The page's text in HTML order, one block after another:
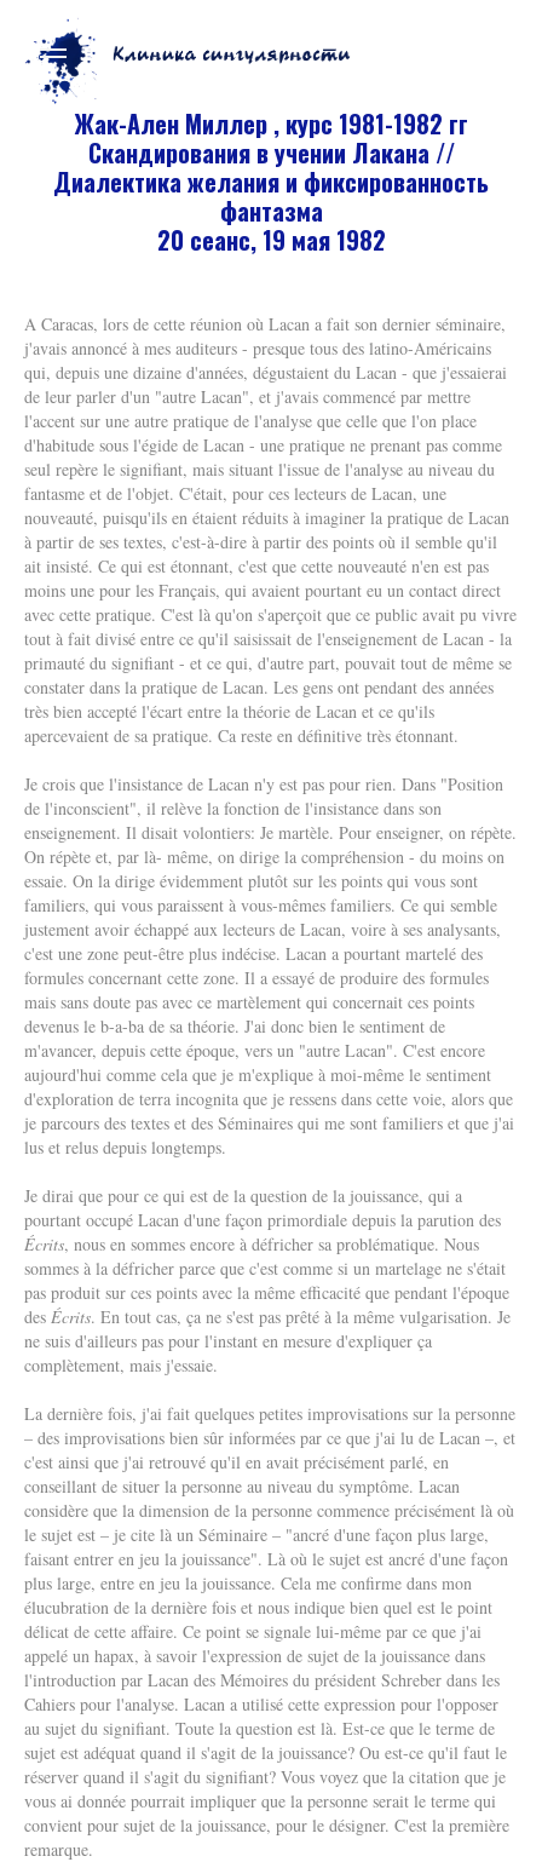
Жак-Ален Миллер , курс 1981-1982 гг
Скандирования в учении Лакана //
Диалектика желания и фиксированность
фантазма
20 сеанс, 19 мая 1982
A Caracas, lors de cette réunion où Lacan a fait son dernier séminaire,
j'avais annoncé à mes auditeurs - presque tous des latino-Américains
qui, depuis une dizaine d'années, dégustaient du Lacan - que j'essaierai
de leur parler d'un "autre Lacan", et j'avais commencé par mettre
l'accent sur une autre pratique de l'analyse que celle que l'on place
d'habitude sous l'égide de Lacan - une pratique ne prenant pas comme
seul repère le signifiant, mais situant l'issue de l'analyse au niveau du
fantasme et de l'objet. C'était, pour ces lecteurs de Lacan, une
nouveauté, puisqu'ils en étaient réduits à imaginer la pratique de Lacan
à partir de ses textes, c'est-à-dire à partir des points où il semble qu'il
ait insisté. Ce qui est étonnant, c'est que cette nouveauté n'en est pas
moins une pour les Français, qui avaient pourtant eu un contact direct
avec cette pratique. C'est là qu'on s'aperçoit que ce public avait pu vivre
tout à fait divisé entre ce qu'il saisissait de l'enseignement de Lacan - la
primauté du signifiant - et ce qui, d'autre part, pouvait tout de même se
constater dans la pratique de Lacan. Les gens ont pendant des années
très bien accepté l'écart entre la théorie de Lacan et ce qu'ils
apercevaient de sa pratique. Ca reste en définitive très étonnant.
Je crois que l'insistance de Lacan n'y est pas pour rien. Dans "Position
de l'inconscient", il relève la fonction de l'insistance dans son
enseignement. Il disait volontiers: Je martèle. Pour enseigner, on répète.
On répète et, par là- même, on dirige la compréhension - du moins on
essaie. On la dirige évidemment plutôt sur les points qui vous sont
familiers, qui vous paraissent à vous-mêmes familiers. Ce qui semble
justement avoir échappé aux lecteurs de Lacan, voire à ses analysants,
c'est une zone peut-être plus indécise. Lacan a pourtant martelé des
formules concernant cette zone. Il a essayé de produire des formules
mais sans doute pas avec ce martèlement qui concernait ces points
devenus le b-a-ba de sa théorie. J'ai donc bien le sentiment de
m'avancer, depuis cette époque, vers un "autre Lacan". C'est encore
aujourd'hui comme cela que je m'explique à moi-même le sentiment
d'exploration de terra incognita que je ressens dans cette voie, alors que
je parcours des textes et des Séminaires qui me sont familiers et que j'ai
lus et relus depuis longtemps.
Je dirai que pour ce qui est de la question de la jouissance, qui a
pourtant occupé Lacan d'une façon primordiale depuis la parution des
Écrits, nous en sommes encore à défricher sa problématique. Nous
sommes à la défricher parce que c'est comme si un martelage ne s'était
pas produit sur ces points avec la même efficacité que pendant l'époque
des Écrits. En tout cas, ça ne s'est pas prêté à la même vulgarisation. Je
ne suis d'ailleurs pas pour l'instant en mesure d'expliquer ça
complètement, mais j'essaie.
La dernière fois, j'ai fait quelques petites improvisations sur la personne
– des improvisations bien sûr informées par ce que j'ai lu de Lacan –, et
c'est ainsi que j'ai retrouvé qu'il en avait précisément parlé, en
conseillant de situer la personne au niveau du symptôme. Lacan
considère que la dimension de la personne commence précisément là où
le sujet est – je cite là un Séminaire – "ancré d'une façon plus large,
faisant entrer en jeu la jouissance". Là où le sujet est ancré d'une façon
plus large, entre en jeu la jouissance. Cela me confirme dans mon
élucubration de la dernière fois et nous indique bien quel est le point
délicat de cette affaire. Ce point se signale lui-même par ce que j'ai
appelé un hapax, à savoir l'expression de sujet de la jouissance dans
l'introduction par Lacan des Mémoires du président Schreber dans les
Cahiers pour l'analyse. Lacan a utilisé cette expression pour l'opposer
au sujet du signifiant. Toute la question est là. Est-ce que le terme de
sujet est adéquat quand il s'agit de la jouissance? Ou est-ce qu'il faut le
réserver quand il s'agit du signifiant? Vous voyez que la citation que je
vous ai donnée pourrait impliquer que la personne serait le terme qui
convient pour sujet de la jouissance, pour le désigner. C'est la première
remarque.